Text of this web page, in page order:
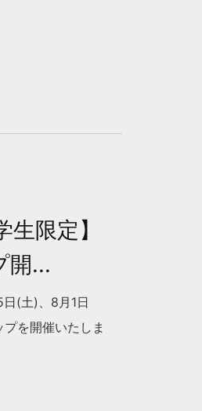
限定】
開...
(土)、8月1日
を開催いたしま